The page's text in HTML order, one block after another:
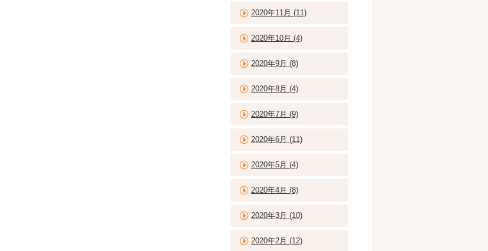
2020年11月 (11)
2020年10月 (4)
2020年9月 (8)
2020年8月 (4)
2020年7月 (9)
2020年6月 (11)
2020年5月 (4)
2020年4月 (8)
2020年3月 (10)
2020年2月 (12)